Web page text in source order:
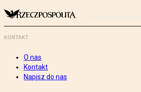
KONTAKT
O nas
Kontakt
Napisz do nas